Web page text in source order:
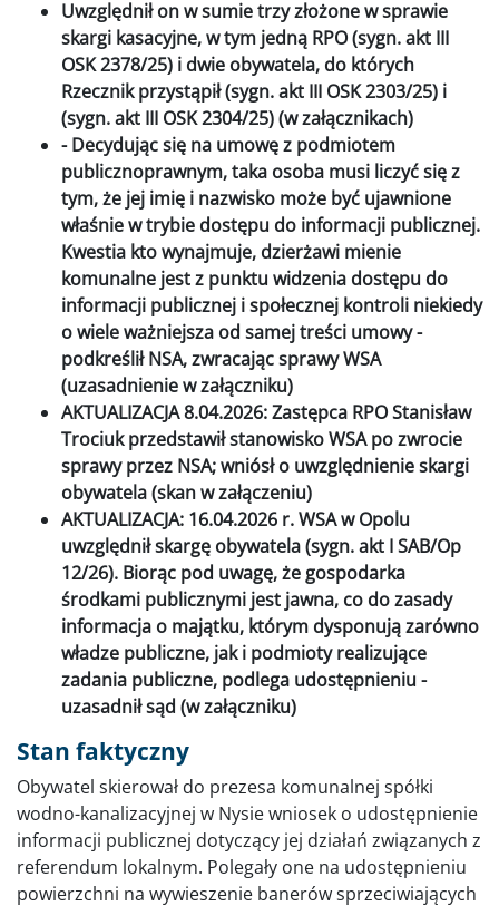
Uwzględnił on w sumie trzy złożone w sprawie
skargi kasacyjne, w tym jedną RPO (sygn. akt III
OSK 2378/25) i dwie obywatela, do których
Rzecznik przystąpił (sygn. akt III OSK 2303/25) i
(sygn. akt III OSK 2304/25) (w załącznikach)
- Decydując się na umowę z podmiotem
publicznoprawnym, taka osoba musi liczyć się z
tym, że jej imię i nazwisko może być ujawnione
właśnie w trybie dostępu do informacji publicznej.
Kwestia kto wynajmuje, dzierżawi mienie
komunalne jest z punktu widzenia dostępu do
informacji publicznej i społecznej kontroli niekiedy
o wiele ważniejsza od samej treści umowy -
podkreślił NSA, zwracając sprawy WSA
(uzasadnienie w załączniku)
AKTUALIZACJA 8.04.2026: Zastępca RPO Stanisław
Trociuk przedstawił stanowisko WSA po zwrocie
sprawy przez NSA; wniósł o uwzględnienie skargi
obywatela (skan w załączeniu)
AKTUALIZACJA: 16.04.2026 r. WSA w Opolu
uwzględnił skargę obywatela (sygn. akt I SAB/Op
12/26). Biorąc pod uwagę, że gospodarka
środkami publicznymi jest jawna, co do zasady
informacja o majątku, którym dysponują zarówno
władze publiczne, jak i podmioty realizujące
zadania publiczne, podlega udostępnieniu -
uzasadnił sąd (w załączniku)
Stan faktyczny
Obywatel skierował do prezesa komunalnej spółki
wodno-kanalizacyjnej w Nysie wniosek o udostępnienie
informacji publicznej dotyczący jej działań związanych z
referendum lokalnym. Polegały one na udostępnieniu
powierzchni na wywieszenie banerów sprzeciwiających